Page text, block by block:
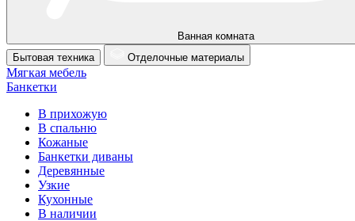
Ванная комната
Бытовая техника
Отделочные материалы
Мягкая мебель
Банкетки
В прихожую
В спальню
Кожаные
Банкетки диваны
Деревянные
Узкие
Кухонные
В наличии